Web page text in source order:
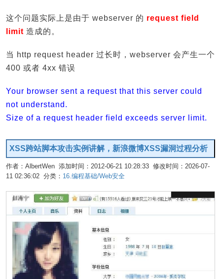
这个问题实际上是由于 webserver 的 request field
limit 造成的。
当 http request header 过长时，webserver 会产生一个
400 或者 4xx 错误
Your browser sent a request that this server could
not understand.
Size of a request header field exceeds server limit.
XSS跨站脚本攻击实例讲解，新浪微博XSS漏洞过程分析
作者：AlbertWen 添加时间：2012-06-21 10:28:33 修改时间：2026-07-
11 02:36:02 分类： 16.编程基础/Web安全